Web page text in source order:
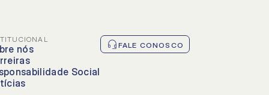
nós
Social
FALE CONOSCO